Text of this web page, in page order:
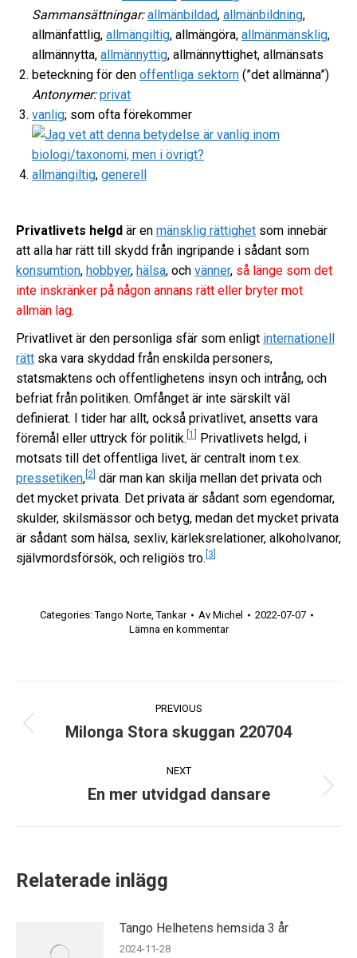
Sammansättningar: allmänbildad, allmänbildning,
allmänfattlig, allmängiltig, allmängöra, allmänmänsklig,
allmännytta, allmännyttig, allmännyttighet, allmänsats
beteckning för den offentliga sektorn (”det allmänna”)
Antonymer: privat
vanlig; som ofta förekommer
allmängiltig, generell
Privatlivets helgd är en mänsklig rättighet som innebär
att alla har rätt till skydd från ingripande i sådant som
konsumtion, hobbyer, hälsa, och vänner, så länge som det
inte inskränker på någon annans rätt eller bryter mot
allmän lag.
Privatlivet är den personliga sfär som enligt internationell
rätt ska vara skyddad från enskilda personers,
statsmaktens och offentlighetens insyn och intrång, och
befriat från politiken. Omfånget är inte särskilt väl
definierat. I tider har allt, också privatlivet, ansetts vara
föremål eller uttryck för politik. 1
Privatlivets helgd, i
motsats till det offentliga livet, är centralt inom t.ex.
pressetiken, 2 där man kan skilja mellan det privata och
det mycket privata. Det privata är sådant som egendomar,
skulder, skilsmässor och betyg, medan det mycket privata
är sådant som hälsa, sexliv, kärleksrelationer, alkoholvanor,
självmordsförsök, och religiös tro. 3
Categories:Tango Norte,Tankar Av Michel
2022-07-07
Lämna en kommentar
navigation
PREVIOUS
Previous
Milonga Stora skuggan 220704
NEXT
Next
En mer utvidgad dansare
Relaterade inlägg
Tango Helhetens hemsida 3 år
2024-11-28